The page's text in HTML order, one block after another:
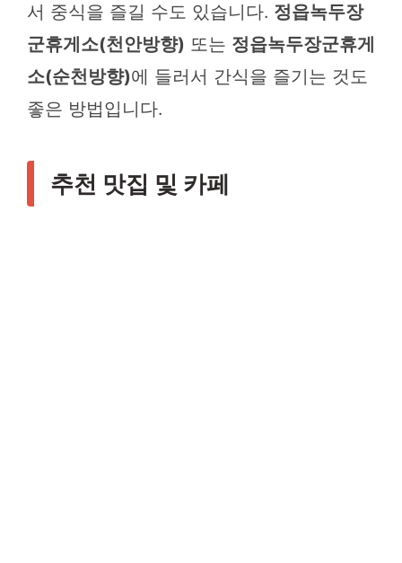
서 중식을 즐길 수도 있습니다. 정읍녹두장
군휴게소(천안방향) 또는 정읍녹두장군휴게
소(순천방향)에 들러서 간식을 즐기는 것도
좋은 방법입니다.
추천 맛집 및 카페